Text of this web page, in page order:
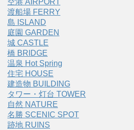
空港 AIRPORT
渡船場 FERRY
島 ISLAND
庭園 GARDEN
城 CASTLE
橋 BRIDGE
温泉 Hot Spring
住宅 HOUSE
建造物 BUILDING
タワー・灯台 TOWER
自然 NATURE
名勝 SCENIC SPOT
跡地 RUINS